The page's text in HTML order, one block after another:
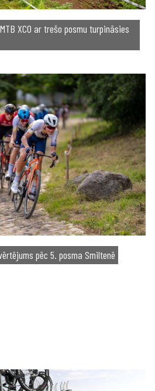
XCO ar trešo posmu turpināsies
pēc 5. posma Smiltenē